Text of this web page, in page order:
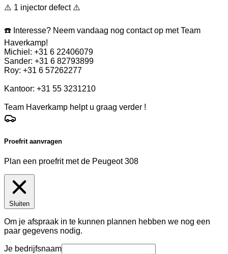
⚠️ 1 injector defect ⚠️
☎️ Interesse? Neem vandaag nog contact op met Team
Haverkamp!
Michiel: +31 6 22406079
Sander: +31 6 82793899
Roy: +31 6 57262277
Kantoor: +31 55 3231210
Team Haverkamp helpt u graag verder !
Proefrit aanvragen
Plan een proefrit met de Peugeot 308
Sluiten
Om je afspraak in te kunnen plannen hebben we nog een
paar gegevens nodig.
Je bedrijfsnaam